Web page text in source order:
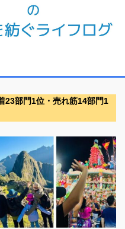
23部門1位・売れ筋14部門1